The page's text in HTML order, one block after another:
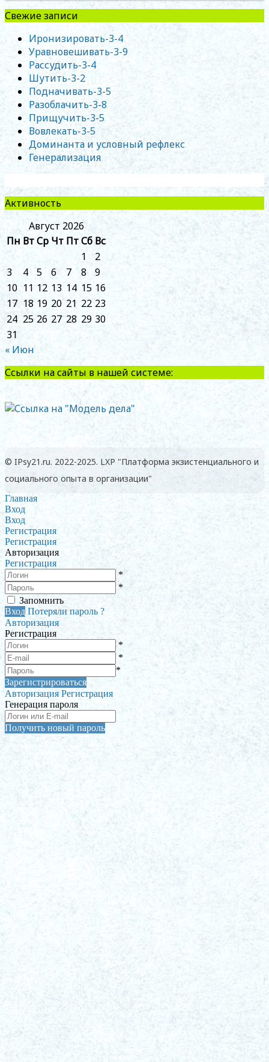
Свежие записи
Иронизировать-3-4
Уравновешивать-3-9
Рассудить-3-4
Шутить-3-2
Подначивать-3-5
Разоблачить-3-8
Прищучить-3-5
Вовлекать-3-5
Доминанта и условный рефлекс
Генерализация
Активность
Август 2026
Пн ВтСр Чт ПтСб Вс
1
2
3
4 5 6 7 8
9
10 11 12 13 14 15 16
17 18 19 20 21 22 23
24 25 26 27 28 29 30
31
« Июн
Ссылки на сайты в нашей системе:
© IPsy21.ru. 2022-2025. LXP "Платформа экзистенциального и
социального опыта в организации"
Главная
Вход
Вход
Регистрация
Регистрация
Авторизация
Регистрация
*
*
Запомнить
Вход Потеряли пароль ?
Авторизация
Регистрация
*
*
*
Зарегистрироваться
Авторизация Регистрация
Генерация пароля
Получить новый пароль